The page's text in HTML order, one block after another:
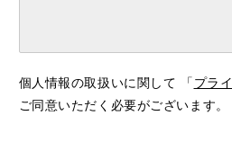
個人情報の取扱いに関して 「 プラ
ご同意いただく必要がございます。